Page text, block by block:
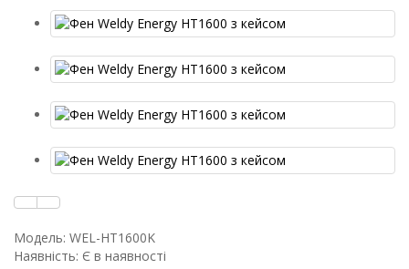
Модель: WEL-HT1600K
Наявність: Є в наявності